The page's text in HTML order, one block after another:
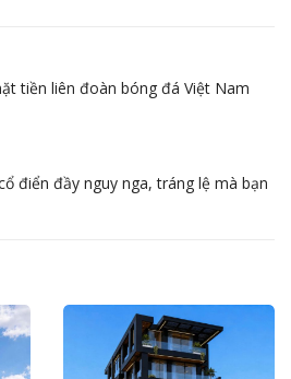
tiền liên đoàn bóng đá Việt Nam
điển đầy nguy nga, tráng lệ mà bạn